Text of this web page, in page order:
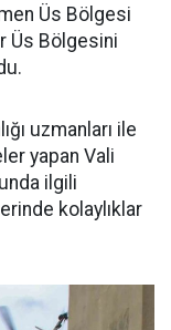
Üs Bölgesi
Üs Bölgesini
uzmanları ile
yapan Vali
ilgili
kolaylıklar